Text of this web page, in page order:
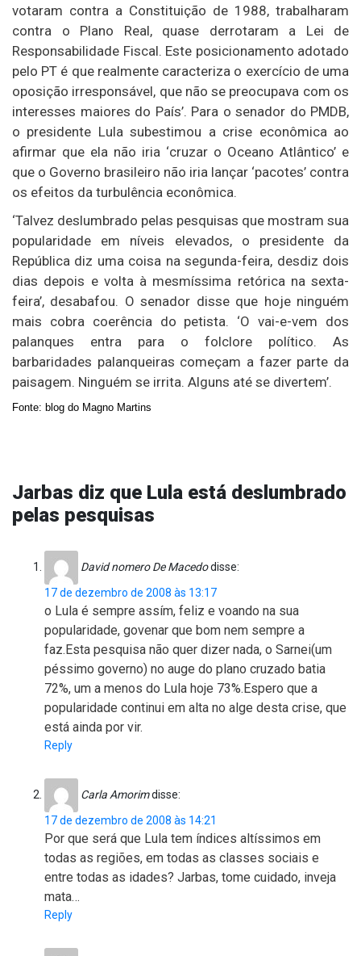
votaram contra a Constituição de 1988, trabalharam
contra o Plano Real, quase derrotaram a Lei de
Responsabilidade Fiscal. Este posicionamento adotado
pelo PT é que realmente caracteriza o exercício de uma
oposição irresponsável, que não se preocupava com os
interesses maiores do País’. Para o senador do PMDB,
o presidente Lula subestimou a crise econômica ao
afirmar que ela não iria ‘cruzar o Oceano Atlântico’ e
que o Governo brasileiro não iria lançar ‘pacotes’ contra
os efeitos da turbulência econômica.
‘Talvez deslumbrado pelas pesquisas que mostram sua
popularidade em níveis elevados, o presidente da
República diz uma coisa na segunda-feira, desdiz dois
dias depois e volta à mesmíssima retórica na sexta-
feira’, desabafou. O senador disse que hoje ninguém
mais cobra coerência do petista. ‘O vai-e-vem dos
palanques entra para o folclore político. As
barbaridades palanqueiras começam a fazer parte da
paisagem. Ninguém se irrita. Alguns até se divertem’.
Fonte: blog do Magno Martins
Jarbas diz que Lula está deslumbrado
pelas pesquisas
David nomero De Macedodisse:
17 de dezembro de 2008 às 13:17
o Lula é sempre assím, feliz e voando na sua
popularidade, govenar que bom nem sempre a
faz.Esta pesquisa não quer dizer nada, o Sarnei(um
péssimo governo) no auge do plano cruzado batia
72%, um a menos do Lula hoje 73%.Espero que a
popularidade continui em alta no alge desta crise, que
está ainda por vir.
Reply
Carla Amorimdisse:
17 de dezembro de 2008 às 14:21
Por que será que Lula tem índices altíssimos em
todas as regiões, em todas as classes sociais e
entre todas as idades? Jarbas, tome cuidado, inveja
mata…
Reply